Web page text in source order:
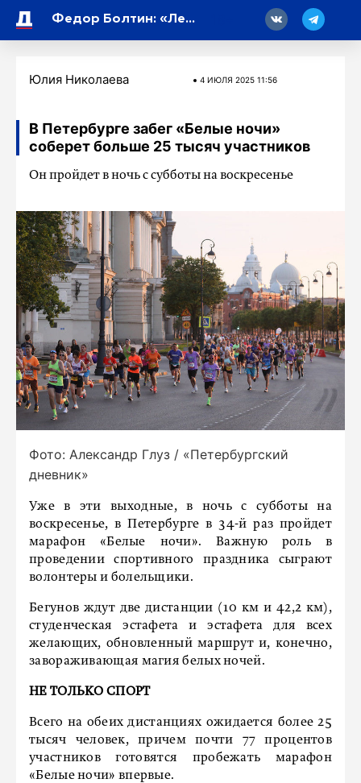
Федор Болтин: «Лето хорошего кино»
Юлия Николаева 4 ИЮЛЯ 2025 11:56
В Петербурге забег «Белые ночи»
соберет больше 25 тысяч участников
Он пройдет в ночь с субботы на воскресенье
Фото: Александр Глуз / «Петербургский
дневник»
Уже в эти выходные, в ночь с субботы на
воскресенье, в Петербурге в 34-й раз пройдет
марафон «Белые ночи». Важную роль в
проведении спортивного праздника сыграют
волонтеры и болельщики.
Бегунов ждут две дистанции (10 км и 42,2 км),
студенческая эстафета и эстафета для всех
желающих, обновленный маршрут и, конечно,
завораживающая магия белых ночей.
НЕ ТОЛЬКО СПОРТ
Всего на обеих дистанциях ожидается более 25
тысяч человек, причем почти 77 процентов
участников готовятся пробежать марафон
«Белые ночи» впервые.